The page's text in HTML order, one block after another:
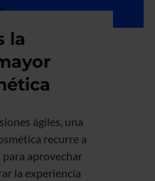
la
ágiles, una
recurre a
aprovechar
la experiencia